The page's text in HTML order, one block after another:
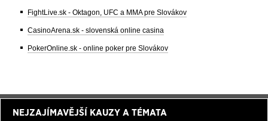
FightLive.sk - Oktagon, UFC a MMA pre Slovákov
CasinoArena.sk - slovenská online casina
PokerOnline.sk - online poker pre Slovákov
NEJZAJÍMAVĚJŠÍ KAUZY A TÉMATA